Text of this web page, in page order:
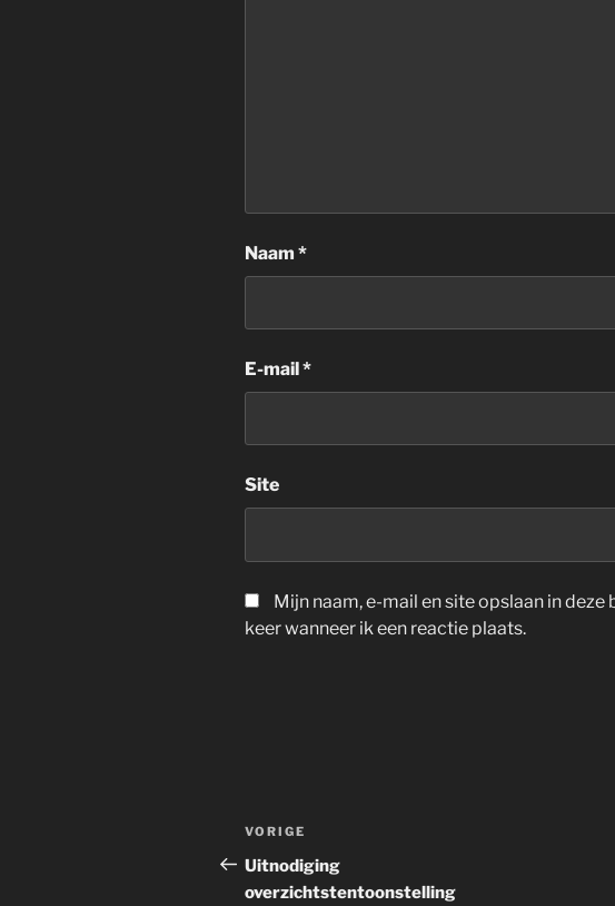
Naam *
E-mail*
Site
Mijn naam, e-mail en site opslaan in
keer wanneer ik een reactie plaats.
Bericht
navigatie
Vorig
bericht
VORIGE
Uitnodiging
overzichtstentoonstelling